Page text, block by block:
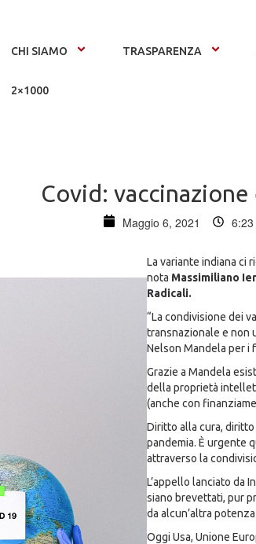
CHI SIAMO TRASPARENZA
2×1000
Covid:
Maggio 6, 2021
La variante indiana ci
nota Massimiliano
Radicali.
“La condivisione dei
transnazionale e non
Nelson Mandela per i
Grazie a Mandela
della proprietà
(anche con
Diritto alla cura,
pandemia. È urgente
attraverso la
L’appello lanciato da
siano brevettati, pur
da alcun’altra
Oggi Usa, Unione